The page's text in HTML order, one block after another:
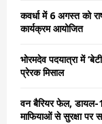
कवर्धा में 6 अगस्त को
कार्यक्रम आयोजित
भोरमदेव पदयात्रा में
प्रेरक मिसाल
वन बैरियर फेल, डायल-
माफियाओं से सुरक्षा पर